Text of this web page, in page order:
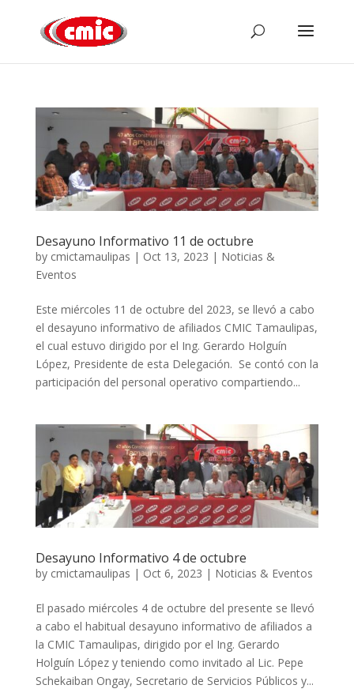
Desayuno Informativo 11 de octubre
by cmictamaulipas | Oct 13, 2023 | Noticias &
Eventos
Este miércoles 11 de octubre del 2023, se llevó a cabo
el desayuno informativo de afiliados CMIC Tamaulipas,
el cual estuvo dirigido por el Ing. Gerardo Holguín
López, Presidente de esta Delegación. Se contó con la
participación del personal operativo compartiendo...
Desayuno Informativo 4 de octubre
by cmictamaulipas | Oct 6, 2023 | Noticias & Eventos
El pasado miércoles 4 de octubre del presente se llevó
a cabo el habitual desayuno informativo de afiliados a
la CMIC Tamaulipas, dirigido por el Ing. Gerardo
Holguín López y teniendo como invitado al Lic. Pepe
Schekaiban Ongay, Secretario de Servicios Públicos y...